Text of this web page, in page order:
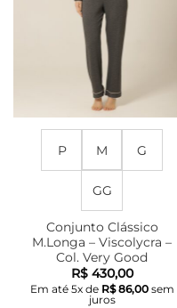
escolhidas
na
página
do
produto
P M G
GG
Conjunto Clássico
M.Longa – Viscolycra –
Col. Very Good
R$430,00
Em até 5x de R$86,00sem
juros